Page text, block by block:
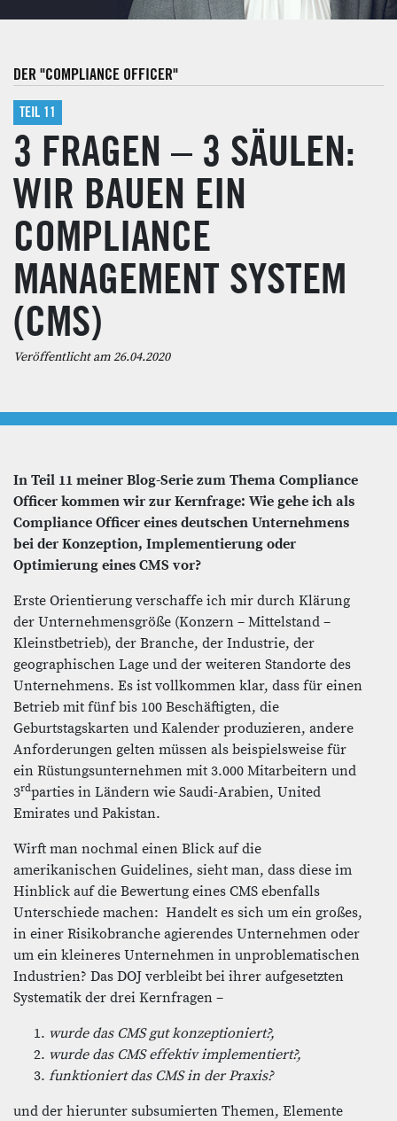
DER "COMPLIANCE OFFICER"
TEIL 11
3 FRAGEN – 3 SÄULEN:
WIR BAUEN EIN
COMPLIANCE
MANAGEMENT SYSTEM
(CMS)
Veröffentlicht am 26.04.2020
In Teil 11 meiner Blog-Serie zum Thema Compliance
Officer kommen wir zur Kernfrage: Wie gehe ich als
Compliance Officer eines deutschen Unternehmens
bei der Konzeption, Implementierung oder
Optimierung eines CMS vor?
Erste Orientierung verschaffe ich mir durch Klärung
der Unternehmensgröße (Konzern – Mittelstand –
Kleinstbetrieb), der Branche, der Industrie, der
geographischen Lage und der weiteren Standorte des
Unternehmens. Es ist vollkommen klar, dass für einen
Betrieb mit fünf bis 100 Beschäftigten, die
Geburtstagskarten und Kalender produzieren, andere
Anforderungen gelten müssen als beispielsweise für
ein Rüstungsunternehmen mit 3.000 Mitarbeitern und
3rdparties in Ländern wie Saudi-Arabien, United
Emirates und Pakistan.
Wirft man nochmal einen Blick auf die
amerikanischen Guidelines, sieht man, dass diese im
Hinblick auf die Bewertung eines CMS ebenfalls
Unterschiede machen: Handelt es sich um ein großes,
in einer Risikobranche agierendes Unternehmen oder
um ein kleineres Unternehmen in unproblematischen
Industrien? Das DOJ verbleibt bei ihrer aufgesetzten
Systematik der drei Kernfragen –
wurde das CMS gut konzeptioniert?,
wurde das CMS effektiv implementiert?,
funktioniert das CMS in der Praxis?
und der hierunter subsumierten Themen, Elemente